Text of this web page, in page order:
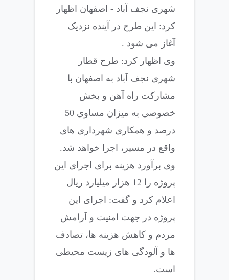
شهری نجف آباد - اصفهان اظهار
کرد: این طرح در آینده نزدیک
آغاز می شود .
وی اظهار کرد: طرح قطار
شهری نجف آباد به اصفهان با
مشارکت راه آهن و بخش
خصوصی به میزان مساوی 50
درصد و همکاری شهرداری های
واقع در مسیر، اجرا خواهد شد.
وی برآورد هزینه برای اجرای این
پروژه را 12 هزار میلیارد ریال
اعلام کرد و گفت: اجرای این
پروژه در جهت امنیت و آرامش
مردم و کاهش هزینه ها، تصادف
ها و آلودگی های زیست محیطی
است.